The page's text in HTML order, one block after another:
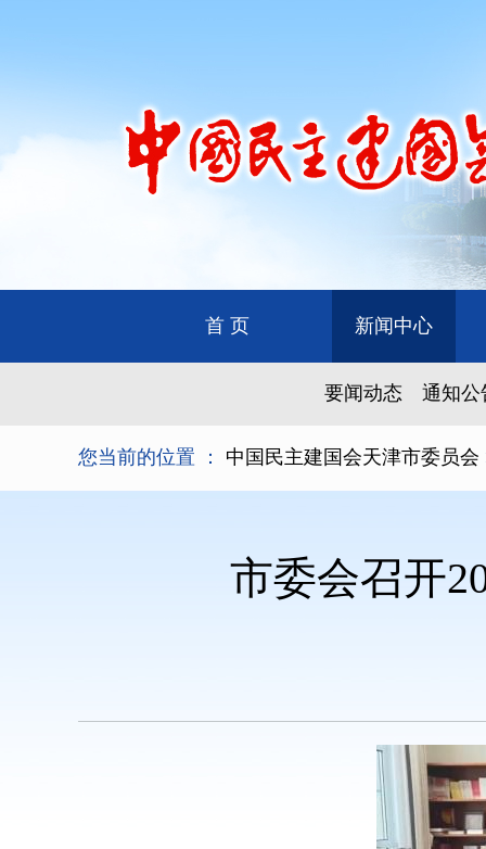
首 页 新闻中心
要闻动态 通知公
您当前的位置 ： 中国民主建国会天津市委员会
市委会召开